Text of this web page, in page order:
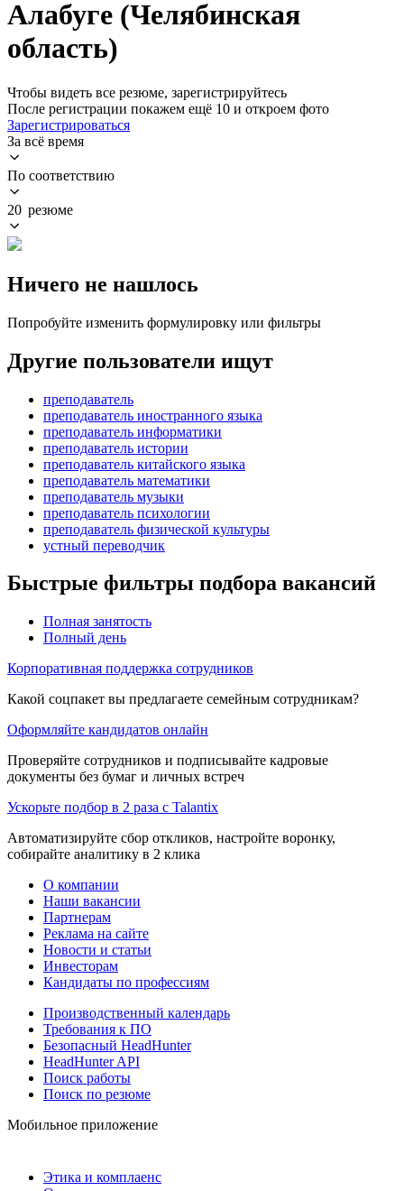
Алабуге (Челябинская
область)
Чтобы видеть все резюме, зарегистрируйтесь
После регистрации покажем ещё 10 и откроем фото
Зарегистрироваться
За всё время
По соответствию
20 резюме
Ничего не нашлось
Попробуйте изменить формулировку или фильтры
Другие пользователи ищут
преподаватель
преподаватель иностранного языка
преподаватель информатики
преподаватель истории
преподаватель китайского языка
преподаватель математики
преподаватель музыки
преподаватель психологии
преподаватель физической культуры
устный переводчик
Быстрые фильтры подбора вакансий
Полная занятость
Полный день
Корпоративная поддержка сотрудников
Какой соцпакет вы предлагаете семейным сотрудникам?
Оформляйте кандидатов онлайн
Проверяйте сотрудников и подписывайте кадровые
документы без бумаг и личных встреч
Ускорьте подбор в 2 раза с Talantix
Автоматизируйте сбор откликов, настройте воронку,
собирайте аналитику в 2 клика
О компании
Наши вакансии
Партнерам
Реклама на сайте
Новости и статьи
Инвесторам
Кандидаты по профессиям
Производственный календарь
Требования к ПО
Безопасный HeadHunter
HeadHunter API
Поиск работы
Поиск по резюме
Мобильное приложение
Этика и комплаенс